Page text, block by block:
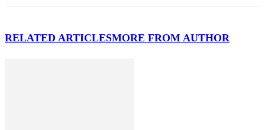
RELATED ARTICLESMORE FROM AUTHOR